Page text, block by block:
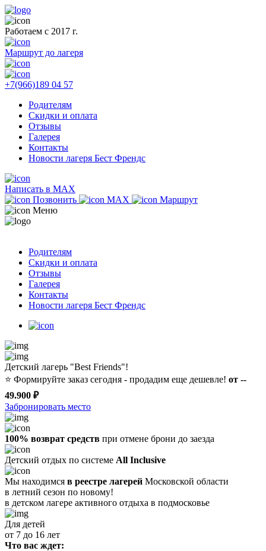
Работаем с 2017 г.
Маршрут до лагеря
+7(966)189 04 57
Родителям
Скидки и оплата
Отзывы
Галерея
Контакты
Новости лагеря Бест Френдс
Написать в MAX
Позвонить
MAX
Маршрут
Меню
Родителям
Скидки и оплата
Отзывы
Галерея
Контакты
Новости лагеря Бест Френдс
Детский лагерь "Best Friends"!
⭐️ Формируйте заказ сегодня - продадим еще дешевле! от --
49.900 ₽
Забронировать место
100% возврат средств при отмене брони до заезда
Детский отдых по системе All Inclusive
Мы находимся в реестре лагерей Московской области
в летний сезон по новому!
в детском лагере активного отдыха в подмосковье
Для детей
от 7 до 16 лет
Что вас ждет: